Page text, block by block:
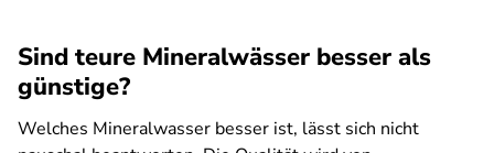
Sind teure Mineralwässer besser als
günstige?
Welches Mineralwasser besser ist, lässt sich nicht